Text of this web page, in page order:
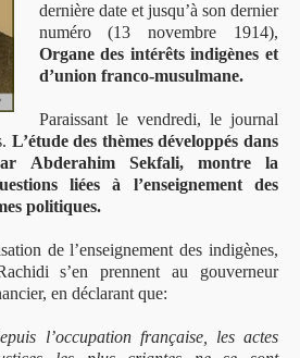
dernière date et jusqu’à son dernier
numéro (13 novembre 1914),
Organe des intérêts indigènes et
d’union franco-musulmane.
Paraissant le vendredi, le journal
L’étude des thèmes développés dans
Abderahim Sekfali, montre la
liées à l’enseignement des
politiques.
de l’enseignement des indigènes,
s’en prennent au gouverneur
en déclarant que:
l’occupation française, les actes